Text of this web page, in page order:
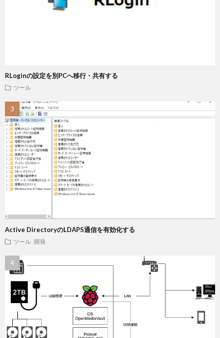
RLoginの設定を別PCへ移行・共有する
ツール
Active DirectoryのLDAPS通信を有効化する
ツール 開発